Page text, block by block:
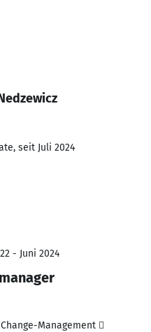
seit Juli 2024
- Juni 2024
Management 